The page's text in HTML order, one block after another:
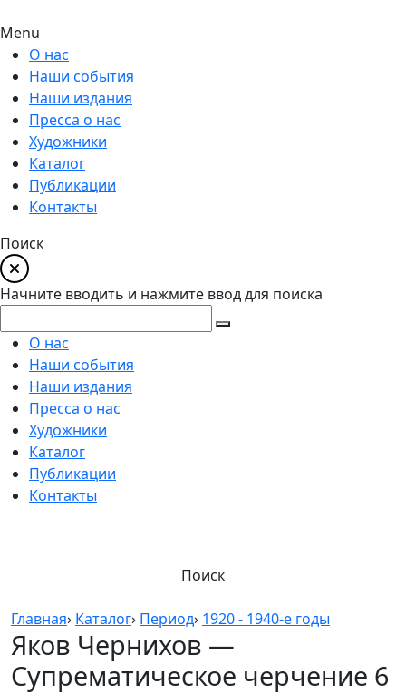
Menu
О нас
Наши события
Наши издания
Пресса о нас
Художники
Каталог
Публикации
Контакты
Поиск
Начните вводить и нажмите ввод для поиска
О нас
Наши события
Наши издания
Пресса о нас
Художники
Каталог
Публикации
Контакты
Поиск
Главная› Каталог› Период› 1920 - 1940-е годы
Яков Чернихов —
Супрематическое черчение 6